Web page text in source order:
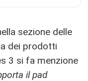
sezione delle
dei prodotti
3 si fa menzione
il pad